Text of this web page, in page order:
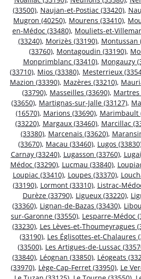
(33500), Naujan-et-Postiac (33420),
Mugron (40250), Mourens (33410),
en-Médoc (33480), Mouliets-et-
(33240), Morizès (33190), Montussan
(33760), Montagoudin (33190),
Monprimblanc (33410), Mongauzy
(33710), Mios (33380), Mesterrieux
Mazion (33390), Mazères (33210),
(33790), Masseilles (33690), Martres
(33650), Martignas-sur-Jalle (33127),
(16570), Marions (33690), Marimbault
(33220), Margaux (33460), Marcillac
(33380), Marcenais (33620),
(33670), Macau (33460), Lugos
Carnay (33240), Lugasson (33760),
Médoc (33290), Lucmau (33840),
Loupiac (33410), Loupes (33370),
(33190), Lormont (33310), Listrac-
Durèze (33790), Ligueux (33220),
(33360), Lignan-de-Bazas (33430),
sur-Garonne (33550), Lesparre-Médoc
(33230), Les Lèves-et-Thoumeyragues
(33190), Les Églisottes-et-Chalaures
(33500), Les Artigues-de-Lussac
(33840), Léognan (33850), Léogeats
(33970), Lège-Cap-Ferret (33950), Le